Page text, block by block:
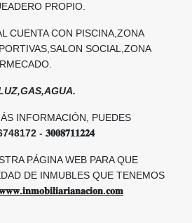
PROPIO.
CUENTA CON PISCINA,ZONA
SOCIAL,ZONA
INFORMACIÓN, PUEDES
- 𝟑𝟎𝟎𝟖𝟕𝟏𝟏𝟐𝟐𝟒
PÁGINA WEB PARA QUE
DE INMUBLES QUE TENEMOS